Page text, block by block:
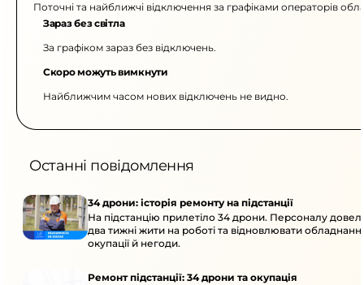
Поточні та найближчі відключення за графіками операторів
Зараз без світла
За графіком зараз без відключень.
Скоро можуть вимкнути
Найближчим часом нових відключень не видно.
Останні повідомлення
34 дрони: історія ремонту на підстанції
На підстанцію прилетіло 34 дрони. Персоналу
два тижні жити на роботі та відновлювати
окупації й негоди.
Ремонт підстанції: 34 дрони та окупація